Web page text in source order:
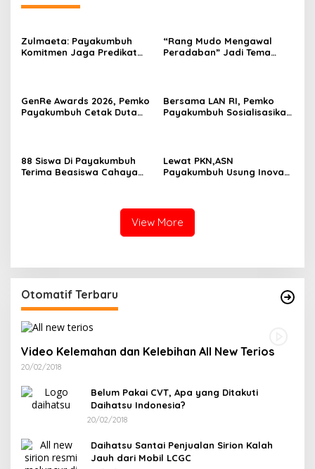
Zulmaeta: Payakumbuh
Komitmen Jaga Predikat
“Rang Mudo Mengawal
Peradaban” Jadi Tema
GenRe Awards 2026, Pemko
Payakumbuh Cetak Duta
Bersama LAN RI, Pemko
Payakumbuh Sosialisasikan
88 Siswa Di Payakumbuh
Terima Beasiswa Cahaya
Lewat PKN,ASN
Payakumbuh Usung Inovasi
View More
Otomatif Terbaru
Video Kelemahan dan Kelebihan All New Terios
20/02/2018
Belum Pakai CVT, Apa yang Ditakuti
Daihatsu Indonesia?
20/02/2018
Daihatsu Santai Penjualan Sirion Kalah
Jauh dari Mobil LCGC